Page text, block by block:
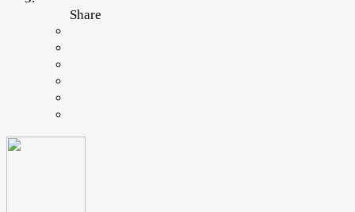
Share